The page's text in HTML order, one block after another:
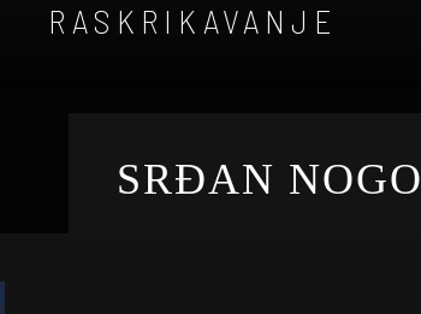
RASKRIKAVANJE
SRĐAN NOGO